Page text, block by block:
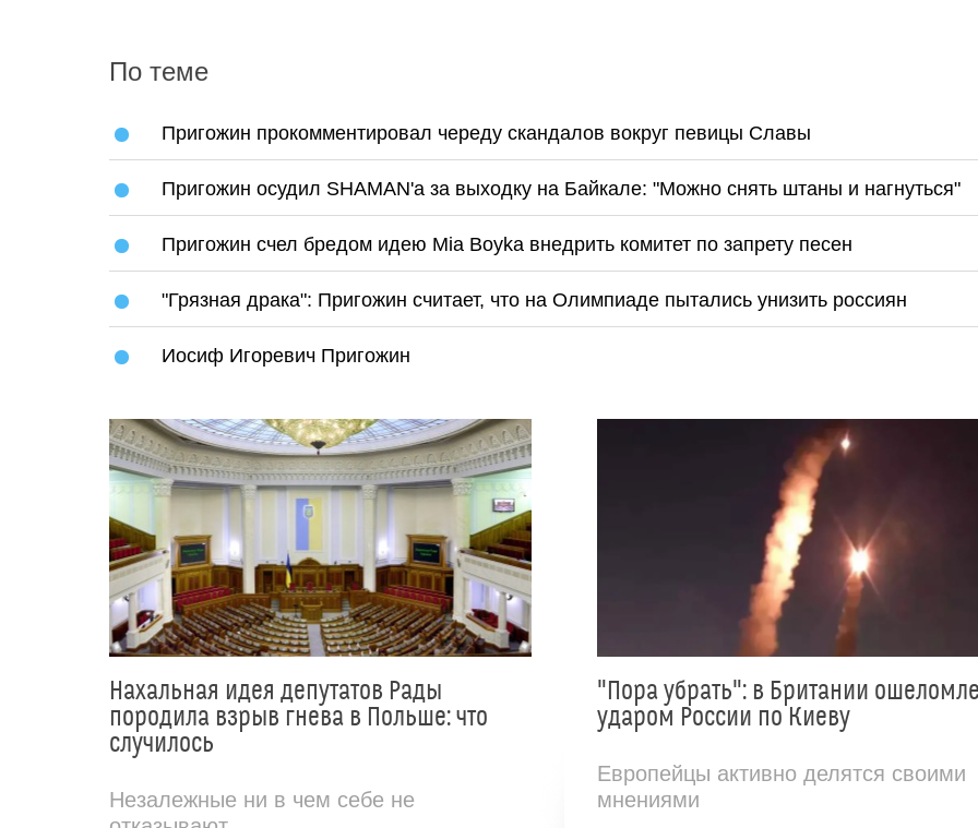
По теме
Пригожин прокомментировал череду скандалов вокруг певицы Славы
Пригожин осудил SHAMAN'а за выходку на Байкале: "Можно снять штаны и нагнуться"
Пригожин счел бредом идею Mia Boyka внедрить комитет по запрету песен
"Грязная драка": Пригожин считает, что на Олимпиаде пытались унизить россиян
Иосиф Игоревич Пригожин
Нахальная идея депутатов Рады
породила взрыв гнева в Польше: что
случилось
Незалежные ни в чем себе не
"Пора убрать": в Британии
ударом России по Киеву
Европейцы активно делятся своими
мнениями